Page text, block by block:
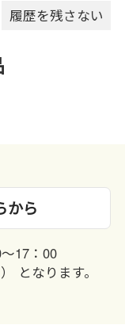
履歴を残さない
から
17：00
となります。